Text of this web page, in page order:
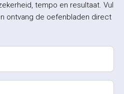
tempo en resultaat. Vul
ontvang de oefenbladen direct